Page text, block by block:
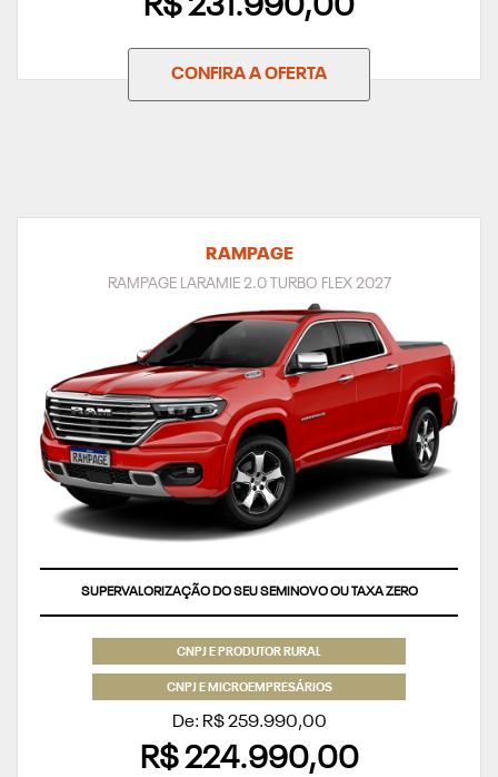
R$ 231.990,00
CONFIRA A OFERTA
RAMPAGE
RAMPAGE LARAMIE 2.0 TURBO FLEX 2027
SUPERVALORIZAÇÃO DO SEU SEMINOVO OU TAXA ZERO
CNPJ E PRODUTOR RURAL
CNPJ E MICROEMPRESÁRIOS
De: R$ 259.990,00
R$ 224.990,00